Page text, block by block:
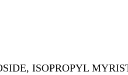
ISOPROPYL